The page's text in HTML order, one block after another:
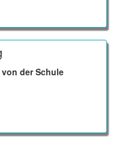
von der Schule